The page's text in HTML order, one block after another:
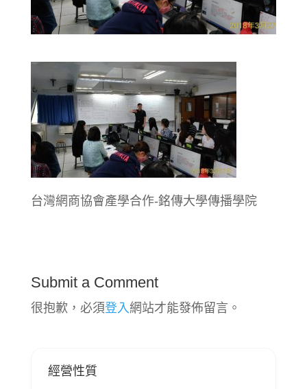
台灣網商協會產學合作-銘傳大學傳播學院
Submit a Comment
很抱歉，必須登入 網站才能發佈留言。
經營性質